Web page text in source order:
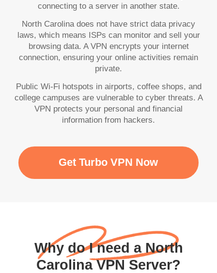
connecting to a server in another state.
North Carolina does not have strict data privacy
laws, which means ISPs can monitor and sell your
browsing data. A VPN encrypts your internet
connection, ensuring your online activities remain
private.
Public Wi-Fi hotspots in airports, coffee shops, and
college campuses are vulnerable to cyber threats. A
VPN protects your personal and financial
information from hackers.
Get Turbo VPN Now
Why do I need a North
Carolina VPN Server?